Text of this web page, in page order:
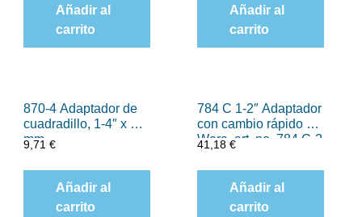
Añadir al
carrito
Añadir al
carrito
870-4 Adaptador de
cuadradillo, 1-4″ x 50
mm
9,71€
Añadir al
carrito
784 C 1-2″ Adaptador
con cambio rápido de
Wera, art. no. 784 C-2
41,18€
Añadir al
carrito